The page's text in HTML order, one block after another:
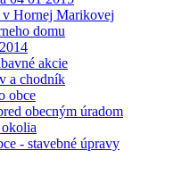
v Hornej Marikovej
domu
akcie
a chodník
obce
obecným úradom
- stavebné úpravy